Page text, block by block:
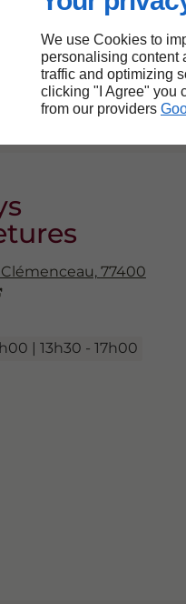
traffic and optimizing
from our providers
77400
| 13h30 - 17h00